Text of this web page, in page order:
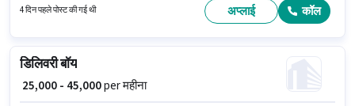
अनुभव वाले के लिए उपयुक्त है। आप प्रति माह ₹40000 तक कमा सकते हैं।
4 दिन पहले पोस्ट की गई थी अप्लाई कॉल
डिलिवरी बॉय
₹ 25,000 - 45,000per महीना